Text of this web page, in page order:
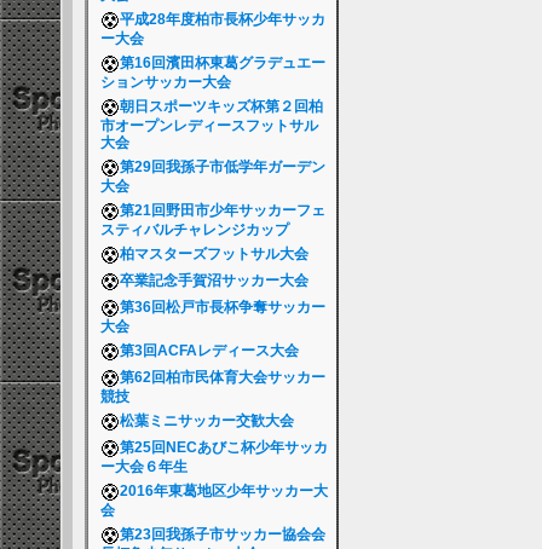
平成28年度柏市長杯少年サッカ
ー大会
第16回濱田杯東葛グラデュエー
ションサッカー大会
朝日スポーツキッズ杯第２回柏
市オープンレディースフットサル
大会
第29回我孫子市低学年ガーデン
大会
第21回野田市少年サッカーフェ
スティバルチャレンジカップ
柏マスターズフットサル大会
卒業記念手賀沼サッカー大会
第36回松戸市長杯争奪サッカー
大会
第3回ACFAレディース大会
第62回柏市民体育大会サッカー
競技
松葉ミニサッカー交歓大会
第25回NECあびこ杯少年サッカ
ー大会６年生
2016年東葛地区少年サッカー大
会
第23回我孫子市サッカー協会会